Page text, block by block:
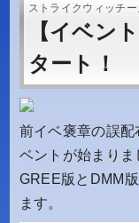
ストライクウィッチ
【イベン
タート！
前イベ褒章の誤配
ベントが始まりま
GREE版とDMM
ます。